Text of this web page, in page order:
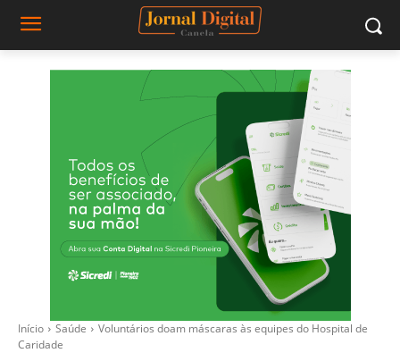
Início Saúde
Voluntários doam máscaras às equipes do Hospital de
Caridade